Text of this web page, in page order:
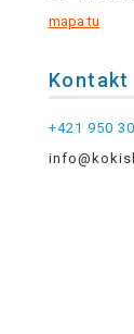
mapa tu
Kontakt
+421 950